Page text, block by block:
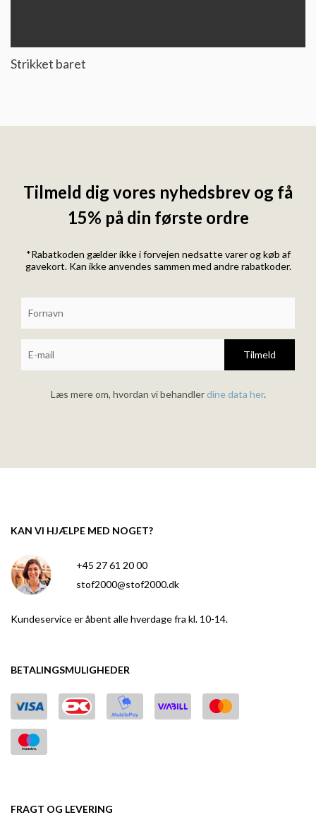
Strikket baret
Tilmeld dig vores nyhedsbrev og få
15% på din første ordre
*Rabatkoden gælder ikke i forvejen nedsatte varer og køb af
gavekort. Kan ikke anvendes sammen med andre rabatkoder.
Tilmeld
Læs mere om, hvordan vi behandlerdine data her.
KAN VI HJÆLPE MED NOGET?
+45 27 61 20 00
stof2000@stof2000.dk
Kundeservice er åbent alle hverdage fra kl. 10-14.
BETALINGSMULIGHEDER
FRAGT OG LEVERING